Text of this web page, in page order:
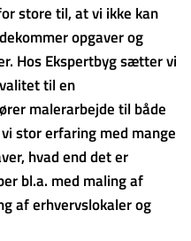
store til, at vi ikke kan
opgaver og
Hos Ekspertbyg sætter vi
til en
malerarbejde til både
stor erfaring med mange
hvad end det er
bl.a. med maling af
af erhvervslokaler og